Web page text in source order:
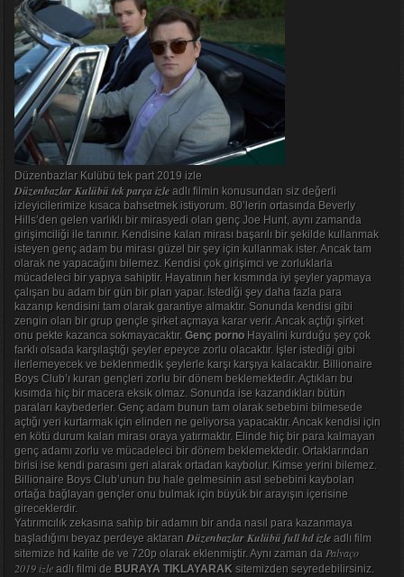
Düzenbazlar Kulübü tek part 2019 izle
Düzenbazlar Kulübü tek parça izleadlı filmin konusundan siz değerli
izleyicilerimize kısaca bahsetmek istiyorum. 80’lerin ortasında Beverly
Hills’den gelen varlıklı bir mirasyedi olan genç Joe Hunt, aynı zamanda
girişimciliği ile tanınır. Kendisine kalan mirası başarılı bir şekilde kullanmak
isteyen genç adam bu mirası güzel bir şey için kullanmak ister. Ancak tam
olarak ne yapacağını bilemez. Kendisi çok girişimci ve zorluklarla
mücadeleci bir yapıya sahiptir. Hayatının her kısmında iyi şeyler yapmaya
çalışan bu adam bir gün bir plan yapar. İstediği şey daha fazla para
kazanıp kendisini tam olarak garantiye almaktır. Sonunda kendisi gibi
zengin olan bir grup gençle şirket açmaya karar verir. Ancak açtığı şirket
onu pekte kazanca sokmayacaktır. Genç pornoHayalini kurduğu şey çok
farklı olsada karşılaştığı şeyler epeyce zorlu olacaktır. İşler istediği gibi
ilerlemeyecek ve beklenmedik şeylerle karşı karşıya kalacaktır. Billionaire
Boys Club’ı kuran gençleri zorlu bir dönem beklemektedir. Açtıkları bu
kısımda hiç bir macera eksik olmaz. Sonunda ise kazandıkları bütün
paraları kaybederler. Genç adam bunun tam olarak sebebini bilmesede
açtığı yeri kurtarmak için elinden ne geliyorsa yapacaktır. Ancak kendisi için
en kötü durum kalan mirası oraya yatırmaktır. Elinde hiç bir para kalmayan
genç adamı zorlu ve mücadeleci bir dönem beklemektedir. Ortaklarından
birisi ise kendi parasını geri alarak ortadan kaybolur. Kimse yerini bilemez.
Billionaire Boys Club’unun bu hale gelmesinin asıl sebebini kaybolan
ortağa bağlayan gençler onu bulmak için büyük bir arayışın içerisine
gireceklerdir.
Yatırımcılık zekasına sahip bir adamın bir anda nasıl para kazanmaya
başladığını beyaz perdeye aktaran Düzenbazlar Kulübü full hd izleadlı film
sitemize hd kalite de ve 720p olarak eklenmiştir. Aynı zaman da Palyaço
2019 izleadlı filmi de BURAYA TIKLAYARAKsitemizden seyredebilirsiniz.